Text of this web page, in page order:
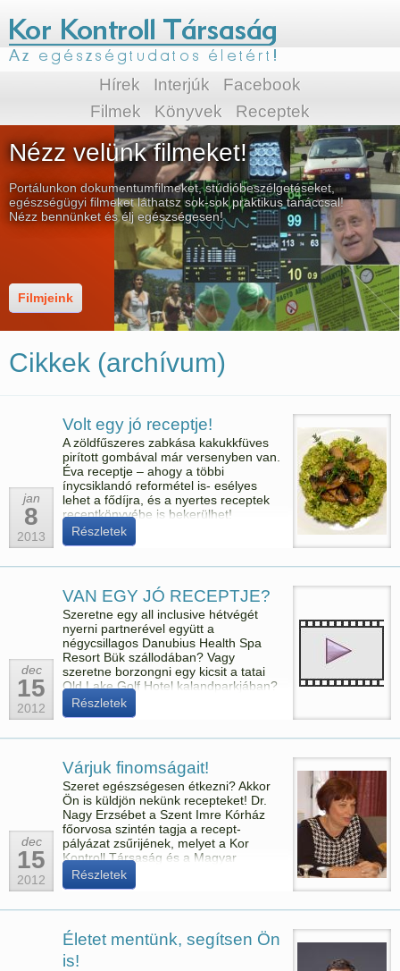
Hírek Interjúk
Facebook
Filmek
Könyvek Receptek
Nézz velünk filmeket!
Portálunkon dokumentumfilmeket, stúdióbeszélgetéseket,
egészségügyi filmeket láthatsz sok-sok praktikus tanáccsal!
Nézz bennünket és élj egészségesen!
Filmjeink
Cikkek (archívum)
jan
8
2013
Volt egy jó receptje!
A zöldfűszeres zabkása kakukkfüves
pirított gombával már versenyben van.
Éva receptje – ahogy a többi
ínycsiklandó reformétel is- esélyes
lehet a fődíjra, és a nyertes receptek
receptkönyvébe is bekerülhet!
Részletek
dec
15
2012
VAN EGY JÓ RECEPTJE?
Szeretne egy all inclusive hétvégét
nyerni partnerével együtt a
négycsillagos Danubius Health Spa
Resort Bük szállodában? Vagy
szeretne borzongni egy kicsit a tatai
Old Lake Golf Hotel kalandparkjában?
Megteheti, ha megnyeri a MOMOT és
a Kor Kontroll Társaság közös
Részletek
dec
15
2012
Várjuk finomságait!
Szeret egészségesen étkezni? Akkor
Ön is küldjön nekünk recepteket! Dr.
Nagy Erzsébet a Szent Imre Kórház
főorvosa szintén tagja a recept-
pályázat zsűrijének, melyet a Kor
Kontroll Társaság és a Magyar
Obezitológiai és Mozgásterápiás
Társaság hirdetett meg.
Részletek
Életet mentünk, segítsen Ön
is!